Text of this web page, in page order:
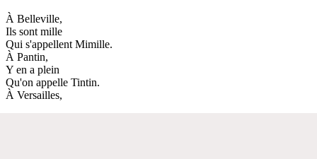
À Belleville,
Ils sont mille
Qui s'appellent Mimille.
À Pantin,
Y en a plein
Qu'on appelle Tintin.
À Versailles,